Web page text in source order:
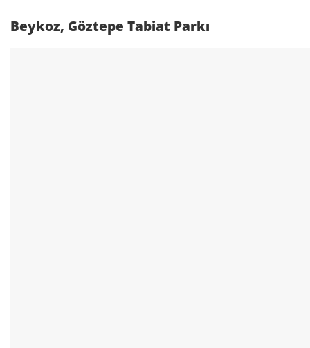
Beykoz, Göztepe Tabiat Parkı